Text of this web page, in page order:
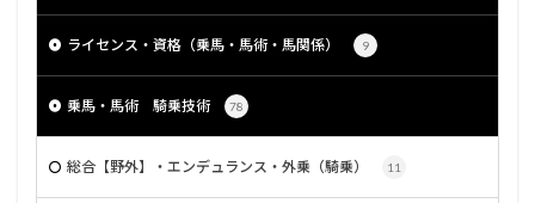
ライセンス・資格（乗馬・馬術・馬関係） 9
乗馬・馬術 騎乗技術 78
総合【野外】・エンデュランス・外乗（騎乗） 11